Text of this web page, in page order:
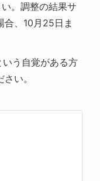
。調整の結果サ
合、10月25日ま
う自覚がある方
い。